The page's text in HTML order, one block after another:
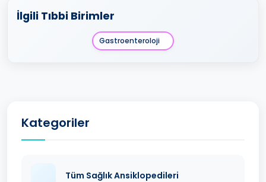
İlgili Tıbbi Birimler
Gastroenteroloji
Kategoriler
Tüm Sağlık Ansiklopedileri